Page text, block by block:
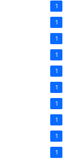
1
1
1
1
1
1
1
1
1
1